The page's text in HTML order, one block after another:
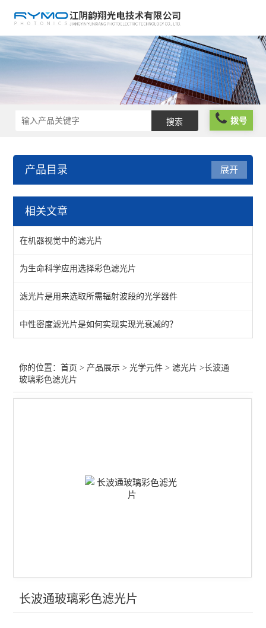
拨号
产品目录
光学元件
过滤片
合束镜
展开
相关文章
在机器视觉中的滤光片
为生命科学应用选择彩色滤光片
滤光片是用来选取所需辐射波段的光学器件
中性密度滤光片是如何实现实现光衰减的？
你的位置：首页 > 产品展示 >光学元件 >滤光片 >长波通
玻璃彩色滤光片
长波通玻璃彩色滤光片